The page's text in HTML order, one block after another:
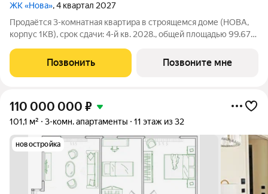
ЖК «Нова», 4 квартал 2027
Продаётся 3-комнатная квартира в строящемся доме (НОВА,
корпус 1КВ), срок сдачи: 4-й кв. 2028., общей площадью 99.67
зеленом районе Москвы, ставшие образцом практичной
премиальности и
Позвонить Позвоните мне
110 000 000 ₽
101,1 м² 3-комн. апартаменты 11 этаж из 32
новостройка